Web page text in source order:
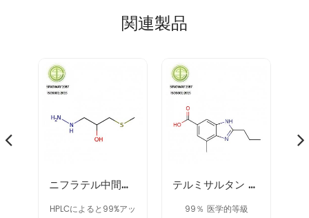
関連製品
ニフラテル中間体 14359-97-8
HPLCによると99%アッ
テルミサルタン 中間体 152628-03-0
99％ 医学的等級